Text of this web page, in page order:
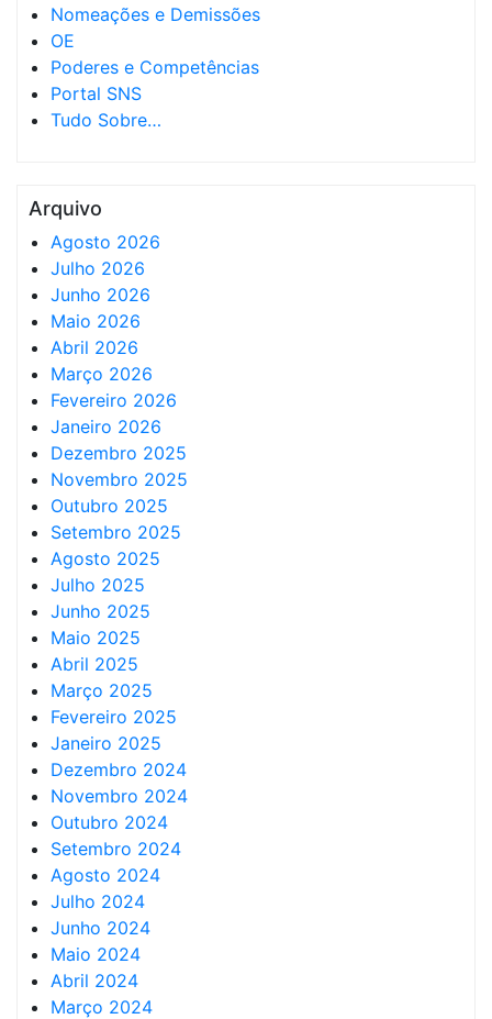
Nomeações e Demissões
OE
Poderes e Competências
Portal SNS
Tudo Sobre…
Arquivo
Agosto 2026
Julho 2026
Junho 2026
Maio 2026
Abril 2026
Março 2026
Fevereiro 2026
Janeiro 2026
Dezembro 2025
Novembro 2025
Outubro 2025
Setembro 2025
Agosto 2025
Julho 2025
Junho 2025
Maio 2025
Abril 2025
Março 2025
Fevereiro 2025
Janeiro 2025
Dezembro 2024
Novembro 2024
Outubro 2024
Setembro 2024
Agosto 2024
Julho 2024
Junho 2024
Maio 2024
Abril 2024
Março 2024